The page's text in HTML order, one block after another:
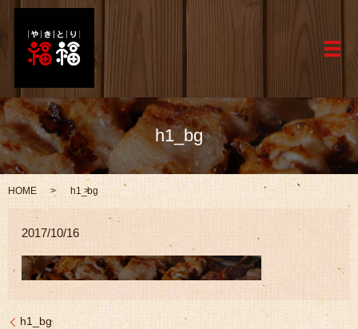
メ
h1_bg
HOME h1_bg
2017/10/16
h1_bg